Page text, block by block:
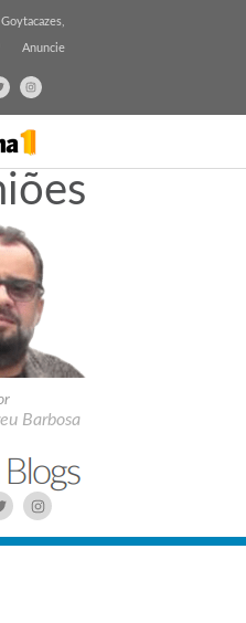
Anuncie
Barbosa